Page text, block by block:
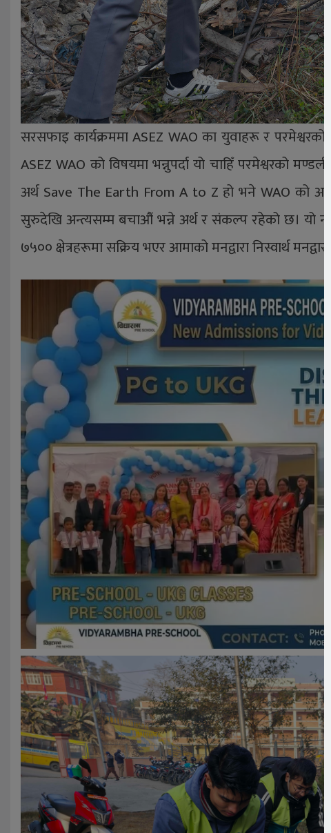
सरसफाइ कार्यक्रममा ASEZ WAO का युवाहरू र
ASEZ WAO को विषयमा भन्नुपर्दा यो चाहिँ परमेश्वरको
अर्थ Save The Earth From A to Z हो भने WAO को
सुरुदेखि अन्त्यसम्म बचाऔं भन्ने अर्थ र संकल्प रहेको छ। यो
७५०० क्षेत्रहरूमा सक्रिय भएर आमाको मनद्वारा निस्वार्थ मनद्वारा